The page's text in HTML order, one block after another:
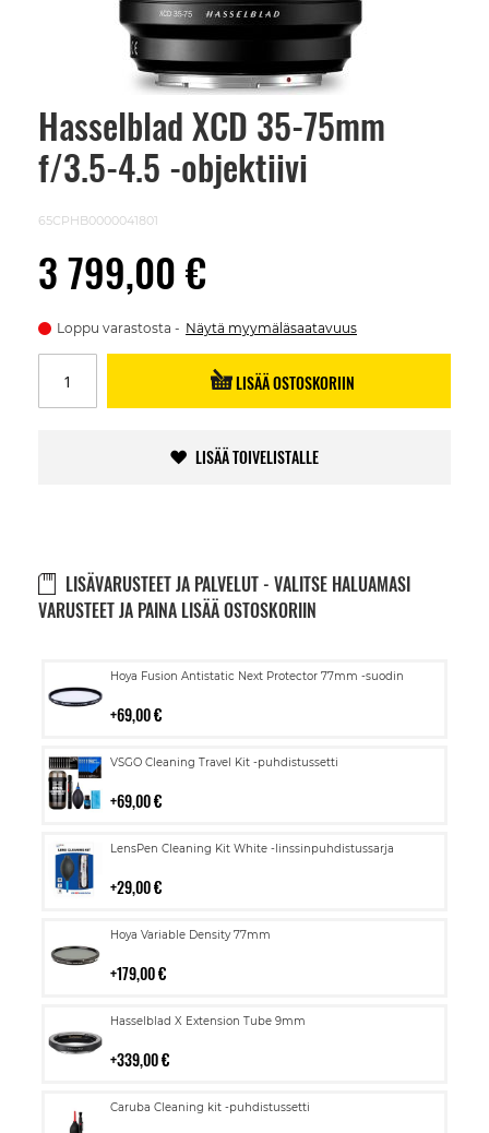
Hasselblad XCD 35-75mm
f/3.5-4.5 -objektiivi
65CPHB0000041801
3 799,00 €
Loppu varastosta Näytä myymäläsaatavuus
LISÄÄ OSTOSKORIIN
LISÄÄ TOIVELISTALLE
LISÄVARUSTEET JA PALVELUT - VALITSE HALUAMASI
VARUSTEET JA PAINA LISÄÄ OSTOSKORIIN
Hoya Fusion Antistatic Next Protector 77mm -suodin
69,00 €
Lisää
VSGO Cleaning Travel Kit -puhdistussetti
69,00 €
Lisää
LensPen Cleaning Kit White -linssinpuhdistussarja
29,00 €
Lisää
Hoya Variable Density 77mm
179,00 €
Lisää
Hasselblad X Extension Tube 9mm
339,00 €
Lisää
Caruba Cleaning kit -puhdistussetti
Lisää
Skip
beginning
images